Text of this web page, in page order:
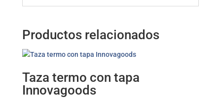
Productos relacionados
Taza termo con tapa
Innovagoods